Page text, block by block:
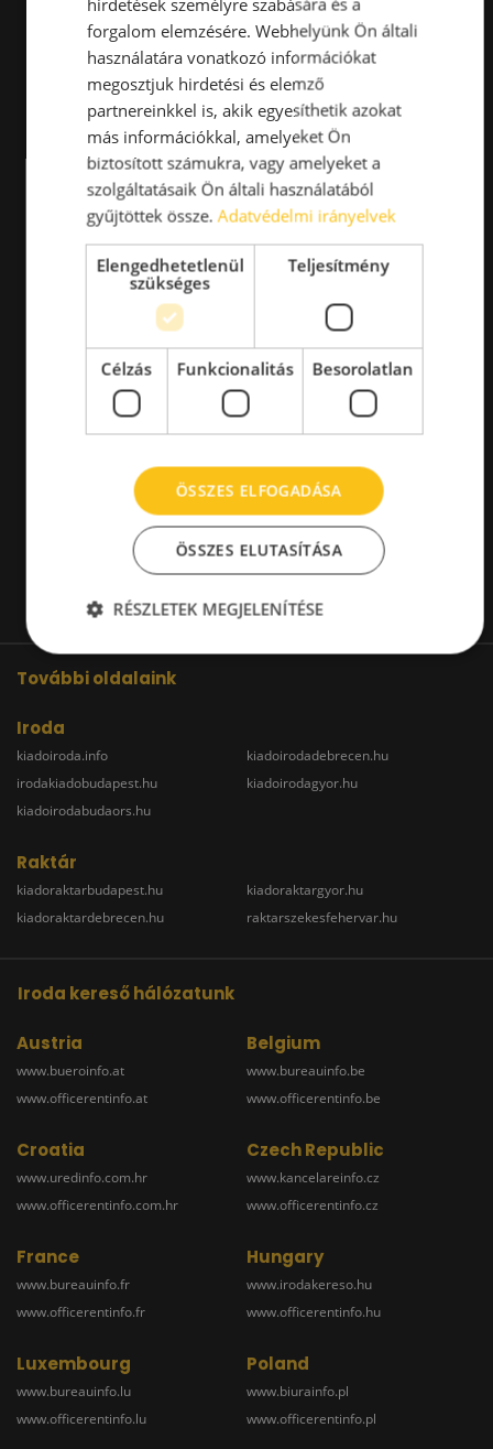
További oldalaink
Iroda
kiadoiroda.info
irodakiadobudapest.hu
kiadoirodabudaors.hu
kiadoirodadebrecen.hu
kiadoirodagyor.hu
Raktár
kiadoraktarbudapest.hu
kiadoraktardebrecen.hu
kiadoraktargyor.hu
raktarszekesfehervar.hu
Iroda kereső hálózatunk
Austria
www.bueroinfo.at
www.officerentinfo.at
Belgium
www.bureauinfo.be
www.officerentinfo.be
Croatia
www.uredinfo.com.hr
www.officerentinfo.com.hr
Czech Republic
www.kancelareinfo.cz
www.officerentinfo.cz
France
www.bureauinfo.fr
www.officerentinfo.fr
Hungary
www.irodakereso.hu
www.officerentinfo.hu
Luxembourg
www.bureauinfo.lu
www.officerentinfo.lu
Poland
www.biurainfo.pl
www.officerentinfo.pl
forgalom elemzésére. Webhelyünk Ön általi
használatára vonatkozó információkat
megosztjuk hirdetési és elemző
partnereinkkel is, akik egyesíthetik azokat
más információkkal, amelyeket Ön
biztosított számukra, vagy amelyeket a
szolgáltatásaik Ön általi használatából
gyűjtöttek össze.Adatvédelmi irányelvek
Elengedhetetlenül
szükséges
Teljesítmény
Célzás Funkcionalitás Besorolatlan
ÖSSZES ELFOGADÁSA
ÖSSZES ELUTASÍTÁSA
RÉSZLETEK MEGJELENÍTÉSE